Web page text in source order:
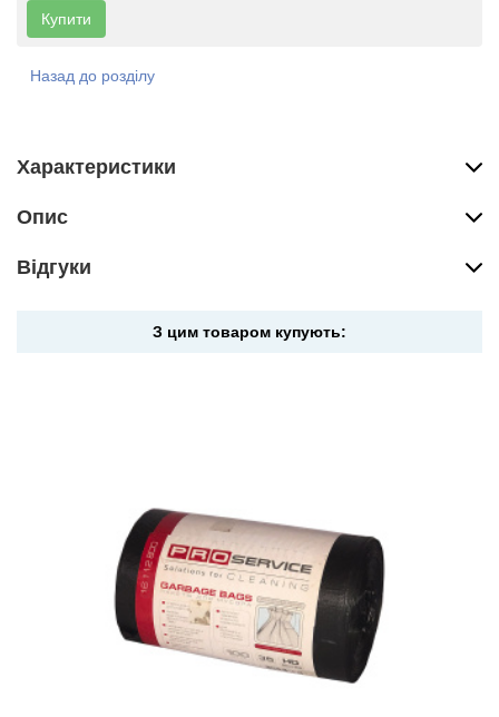
Купити
Назад до розділу
Характеристики
Опис
Вiдгуки
З цим товаром купують: